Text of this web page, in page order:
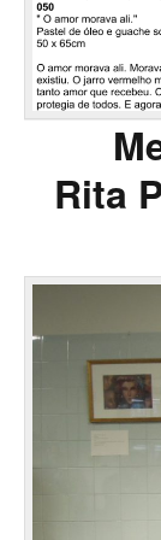
Rita